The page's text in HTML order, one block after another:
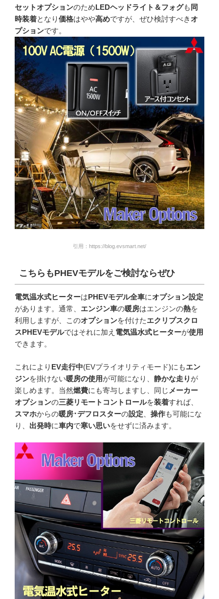
セットオプションのためLEDヘッドライト＆フォグも 同
時装着となり価格はやや高めですが、ぜひ検討すべきオ
プションです。
引用：https://blog.evsmart.net/
こちらもPHEVモデルをご検討ならぜひ
電気温水式ヒーターはPHEVモデル全車にオプション設定
があります。通常、 エンジン車の暖房はエンジンの熱を
利用しますが、このオプションを付けたエクリプスクロ
スPHEVモデルではそれに加え 電気温水式ヒーターが使用
できます。
これにより EV走行中(EVプライオリティモード)にもエン
ジンを掛けない暖房の使用が可能になり、 静かな走り が
楽しめます。当然燃費にも寄与しますし、同じ メーカー
オプションの三菱リモートコントロールを装着すれば、
スマホからの暖房･デフロスターの設定 操作も可能にな
り、 出発時に車内で寒い思いをせずに済みます。